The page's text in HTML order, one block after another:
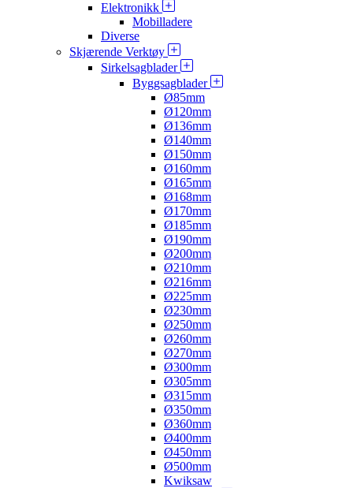
Elektronikk
Mobilladere
Diverse
Skjærende Verktøy
Sirkelsagblader
Byggsagblader
Ø85mm
Ø120mm
Ø136mm
Ø140mm
Ø150mm
Ø160mm
Ø165mm
Ø168mm
Ø170mm
Ø185mm
Ø190mm
Ø200mm
Ø210mm
Ø216mm
Ø225mm
Ø230mm
Ø250mm
Ø260mm
Ø270mm
Ø300mm
Ø305mm
Ø315mm
Ø350mm
Ø360mm
Ø400mm
Ø450mm
Ø500mm
Kwiksaw